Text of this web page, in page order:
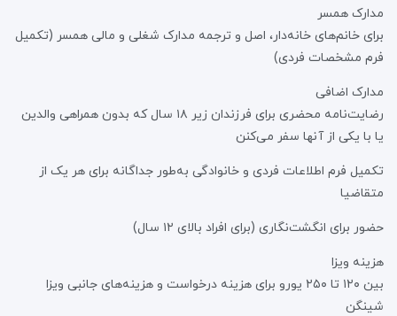
مدارک همسر
برای خانم‌های خانه‌دار، اصل و ترجمه مدارک شغلی و مالی همسر (تکمیل
فرم مشخصات فردی)
مدارک اضافی
رضایت‌نامه محضری برای فرزندان زیر ۱۸ سال که بدون همراهی والدین
یا با یکی از آنها سفر می‌کنن
تکمیل فرم اطلاعات فردی و خانوادگی به‌طور جداگانه برای هر یک از
متقاضیا
حضور برای انگشت‌نگاری (برای افراد بالای ۱۲ سال)
هزینه ویزا
بین ۱۲۰ تا ۲۵۰ یورو برای هزینه درخواست و هزینه‌های جانبی ویزا
شینگن